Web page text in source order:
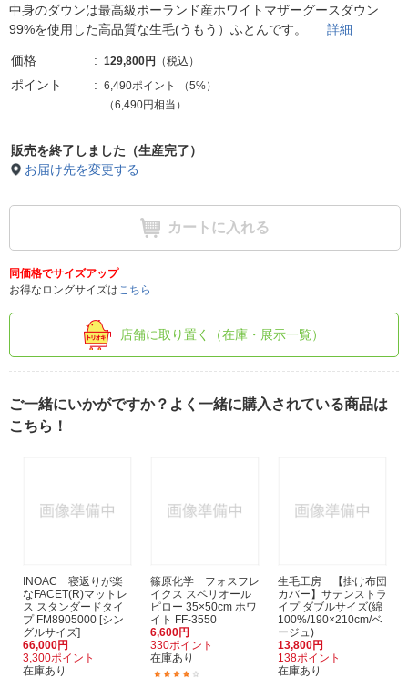
中身のダウンは最高級ポーランド産ホワイトマザーグースダウン
99%を使用した高品質な生毛(うもう）ふとんです。 詳細
価格 129,800円 （税込）
ポイント 6,490ポイント （5%）
（6,490円相当）
販売を終了しました（生産完了）
お届け先を変更する
カートに入れる
同価格でサイズアップ
お得なロングサイズはこちら
店舗に取り置く（在庫・展示一覧）
ご一緒にいかがですか？よく一緒に購入されている商品は
こちら！
INOAC 寝返りが楽
なFACET(R)マットレ
ス スタンダードタイ
プ FM8905000 [シン
グルサイズ]
66,000円
3,300ポイント
在庫あり
篠原化学 フォスフレ
イクス スペリオール
ピロー 35×50cm ホワ
イト FF-3550
6,600円
330ポイント
在庫あり
生毛工房 【掛け布団
カバー】サテンストラ
イプ ダブルサイズ(綿
100%/190×210cm/ベ
ージュ)
13,800円
138ポイント
在庫あり